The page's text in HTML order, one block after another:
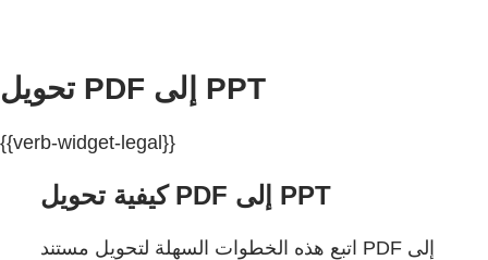
تحويل PDF إلى PPT
{{verb-widget-legal}}
كيفية تحويل PDF إلى PPT
اتبع هذه الخطوات السهلة لتحويل مستند PDF إلى